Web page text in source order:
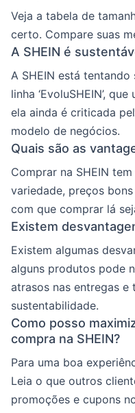
Veja a tabela de
certo. Compare suas
A SHEIN é
A SHEIN está
linha ‘EvoluSHEIN’,
ela ainda é criticada
modelo de negócios.
Quais são as
Comprar na SHEIN
variedade, preços
com que comprar lá
Existem
Existem algumas
alguns produtos pode
atrasos nas entregas e
sustentabilidade.
Como posso
compra na SHEIN?
Para uma boa
Leia o que outros
promoções e cupons